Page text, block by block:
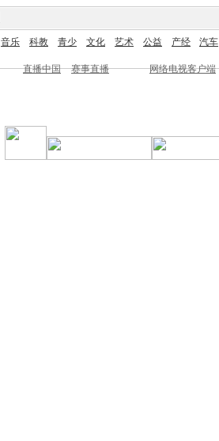
音乐 科教 青少 文化 艺术 公益 产经 汽车
直播中国 赛事直播 网络电视客户端